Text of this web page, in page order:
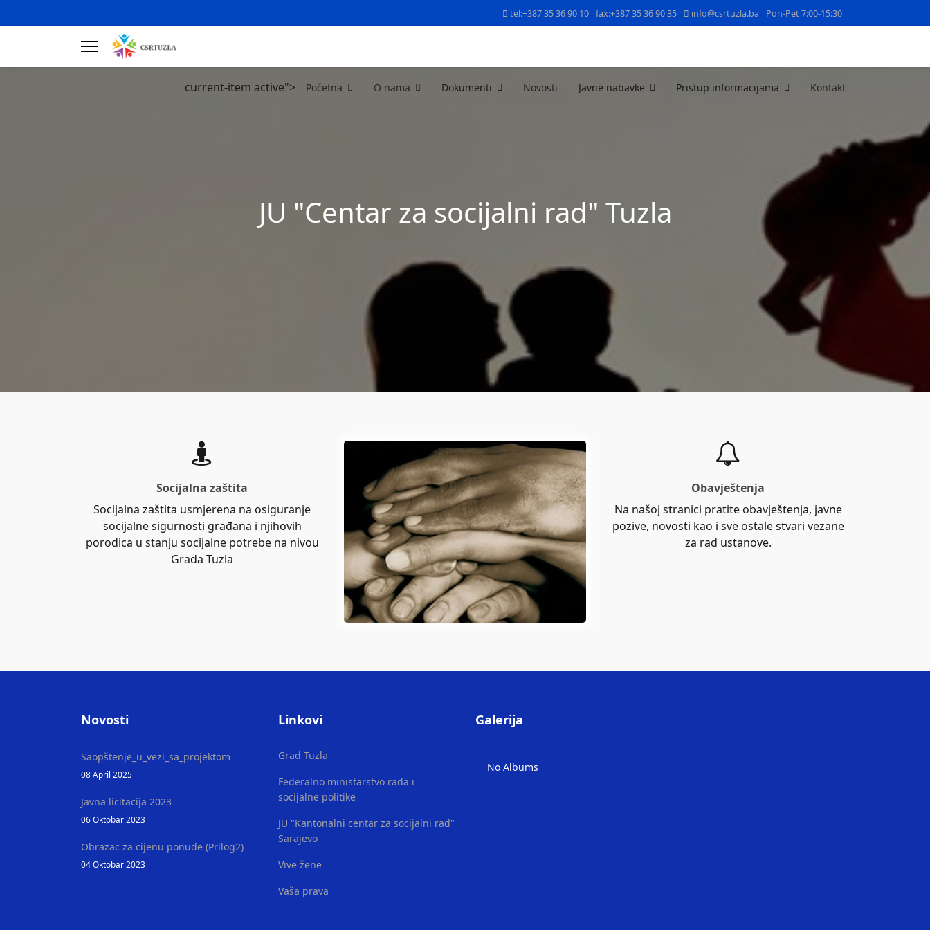
tel:+387 35 36 90 10 fax:+387 35 36 90 35 info@csrtuzla.ba Pon-Pet 7:00-15:30
current-item active"> Početna O nama Dokumenti Novosti Javne nabavke Pristup informacijama Kontakt
JU "Centar za socijalni rad" Tuzla
Socijalna zaštita
Socijalna zaštita usmjerena na osiguranje
socijalne sigurnosti građana i njihovih
porodica u stanju socijalne potrebe na nivou
Grada Tuzla
Obavještenja
Na našoj stranici pratite obavještenja, javne
pozive, novosti kao i sve ostale stvari vezane
za rad ustanove.
Novosti
Saopštenje_u_vezi_sa_projektom
08 April 2025
Javna licitacija 2023
06 Oktobar 2023
Obrazac za cijenu ponude (Prilog2)
04 Oktobar 2023
Linkovi
Grad Tuzla
Federalno ministarstvo rada i
socijalne politike
JU "Kantonalni centar za socijalni rad"
Sarajevo
Vive žene
Vaša prava
Galerija
No Albums